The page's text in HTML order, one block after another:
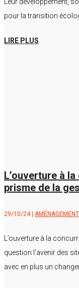
Leur développement,
pour la transition
LIRE PLUS
L’ouverture à
prisme de la
29/10/24|
L’ouverture à la
question l’avenir des
avec en plus un